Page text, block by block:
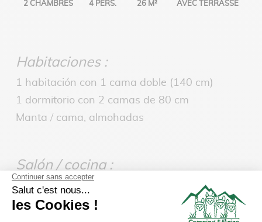
2 CHAMBRES 4 PERS. 26 M² AVEC TERRASSE
Habitaciones :
1 habitación con 1 cama doble (140 cm)
1 dormitorio con 2 camas de 80 cm
Manta / cama, almohadas
Salón / cocina :
Cocina totalmente equipada : Frigorífico –
microondas – cafetera eléctrica – 4 fuegos de
gas